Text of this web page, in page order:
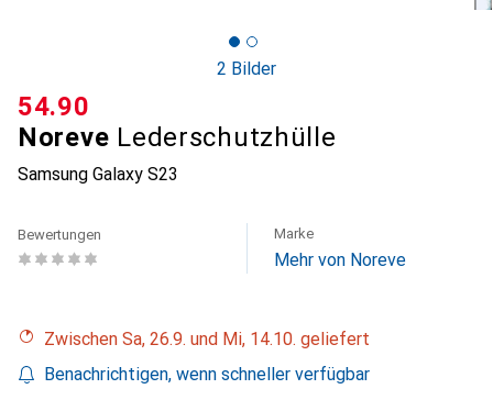
2 Bilder
Noreve Lederschutzhülle
Samsung Galaxy S23
CHF
54.90
Bewertungen Marke
Mehr von Noreve
Zwischen Sa, 26.9. und Mi, 14.10. geliefert
Benachrichtigen, wenn schneller verfügbar